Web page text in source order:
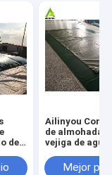
de
Ailinyou
de almohada
vejiga de agua
flexibleMejor